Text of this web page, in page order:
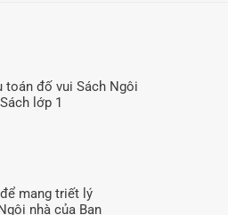
toán đố vui Sách Ngôi
lớp 1
mang triết lý
nhà của Bạn